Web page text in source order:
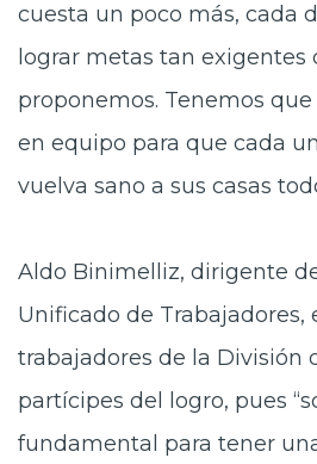
cuesta un poco más, cada
lograr metas tan exigentes
proponemos. Tenemos
en equipo para que cada
vuelva sano a sus casas
Aldo Binimelliz, dirigente
Unificado de Trabajadores,
trabajadores de la División
partícipes del logro, pues
fundamental para tener